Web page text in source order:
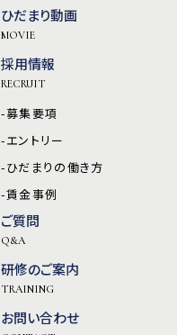
ひだまり動画
MOVIE
採用情報
RECRUIT
-募集要項
-エントリー
-ひだまりの働き方
-賃金事例
ご質問
Q&A
研修のご案内
TRAINING
お問い合わせ